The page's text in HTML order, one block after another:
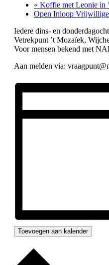
« Koffie met Leonie in
Open Inloop
Iedere dins- en
Vetrekpunt ’t Mozaïek,
Voor mensen bekend met
Aan melden via:
Toevoegen aan kalender